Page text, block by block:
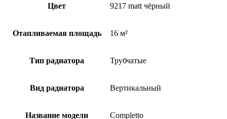
Цвет 9217 matt чёрный
Отапливаемая площадь 16 м²
Тип радиатора Трубчатые
Вид радиатора Вертикальный
Название модели Completto